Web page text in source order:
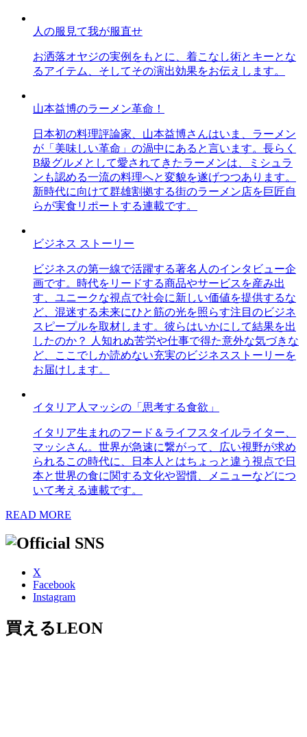
人の服見て我が服直せ
お洒落オヤジの実例をもとに、着こなし術とキーとな
るアイテム、そしてその演出効果をお伝えします。
山本益博のラーメン革命！
日本初の料理評論家、山本益博さんはいま、ラーメン
が「美味しい革命」の渦中にあると言います。長らく
B級グルメとして愛されてきたラーメンは、ミシュラ
ンも認める一流の料理へと変貌を遂げつつあります。
新時代に向けて群雄割拠する街のラーメン店を巨匠自
らが実食リポートする連載です。
ビジネス ストーリー
ビジネスの第一線で活躍する著名人のインタビュー企
画です。時代をリードする商品やサービスを産み出
す、ユニークな視点で社会に新しい価値を提供するな
ど、混迷する未来にひと筋の光を照らす注目のビジネ
スピープルを取材します。彼らはいかにして結果を出
したのか？ 人知れぬ苦労や仕事で得た意外な気づきな
ど、ここでしか読めない充実のビジネスストーリーを
お届けします。
イタリア人マッシの「思考する食欲」
イタリア生まれのフード＆ライフスタイルライター、
マッシさん。世界が急速に繋がって、広い視野が求め
られるこの時代に、日本人とはちょっと違う視点で日
本と世界の食に関する文化や習慣、メニューなどにつ
いて考える連載です。
READ MORE
X
Facebook
Instagram
買えるLEON